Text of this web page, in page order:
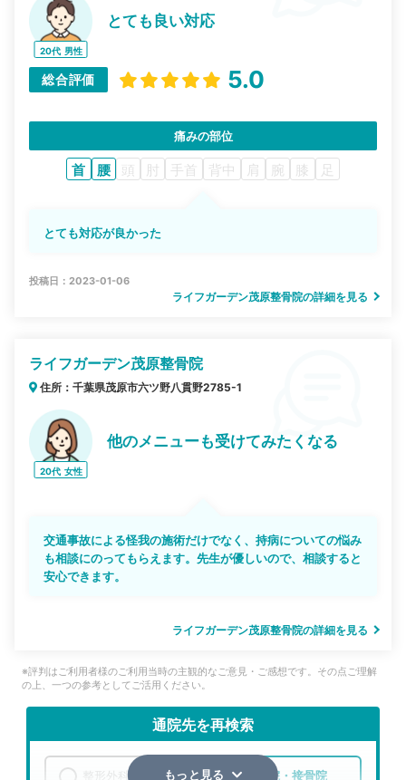
20代 男性
とても良い対応
総合評価 5.0
痛みの部位
首 腰 頭 肘 手首 背中 肩 腕 膝 足
とても対応が良かった
投稿日：2023-01-06
ライフガーデン茂原整骨院の詳細を見る
ライフガーデン茂原整骨院
住所：千葉県茂原市六ツ野八貫野2785-1
20代 女性
他のメニューも受けてみたくなる
交通事故による怪我の施術だけでなく、持病についての悩み
も相談にのってもらえます。先生が優しいので、相談すると
安心できます。
ライフガーデン茂原整骨院の詳細を見る
※評判はご利用者様のご利用当時の主観的なご意見・ご感想です。その点ご理解
の上、一つの参考としてご活用ください。
通院先を再検索
整形外科 整骨院・接骨院
もっと見る